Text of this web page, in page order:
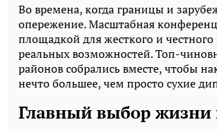
Во времена, когда границы и
опережение. Масштабная
площадкой для жесткого и
реальных возможностей. Топ-
районов собрались вместе, чтобы
нечто большее, чем просто сухие
Главный выбор жизни